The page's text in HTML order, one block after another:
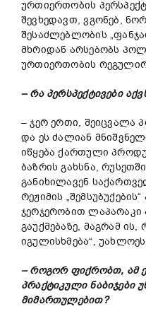
ურთიერთობის
შევხედავთ, ვგონებ,
შესაძლებლობის
მხრიდან არსებობს
ურთიერთობის
– რა პერსპექტივები
– ჯერ ერთი, შეიცვალა
და ეს ძალიან
იწყება ქართული
ბაზრის გახსნა,
განიხილავენ
რეჟიმის
ჯერჯერობით ლაპარაკი
გაუქმებაზე, მაგრამ ის,
იგულისხმება“,
– როგორ ფიქრობთ, ამ
პრაქტიკული ნაბიჯები
მიმართულებით?